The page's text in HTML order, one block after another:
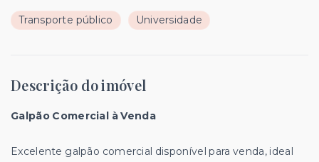
Transporte público Universidade
Descrição do imóvel
Galpão Comercial à Venda
Excelente galpão comercial disponível para venda, ideal